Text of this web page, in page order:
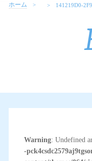
ホーム 141219D0-
Warning: Undefined
-